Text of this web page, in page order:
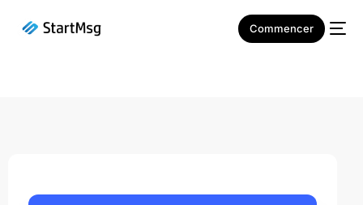
Commencer